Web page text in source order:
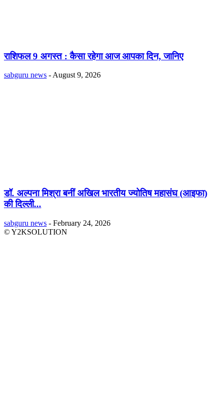
राशिफल 9 अगस्त : कैसा रहेगा आज आपका दिन, जानिए
sabguru news - August 9, 2026
डॉ. अल्पना मिश्रा बनीं अखिल भारतीय ज्योतिष महासंघ (आइफा)
की दिल्ली...
sabguru news - February 24, 2026
© Y2KSOLUTION